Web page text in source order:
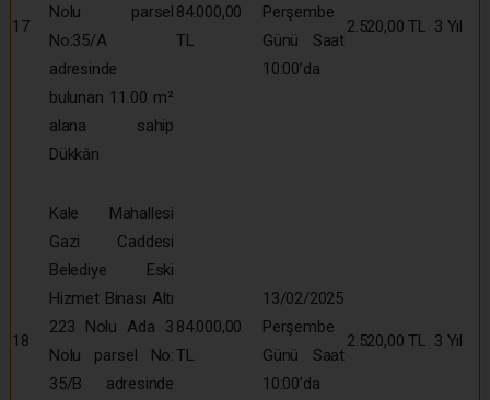
17
Nolu parsel
No:35/A
adresinde
bulunan 11.00 m²
alana sahip
Dükkân
84.000,00
TL
Perşembe
Günü Saat
10:00’da
2.520,00 TL 3 Yıl
18
Kale Mahallesi
Gazi Caddesi
Belediye Eski
Hizmet Binası Altı
223 Nolu Ada 3
Nolu parsel No:
35/B adresinde
84.000,00
TL
13/02/2025
Perşembe
Günü Saat
10:00’da
2.520,00 TL 3 Yıl